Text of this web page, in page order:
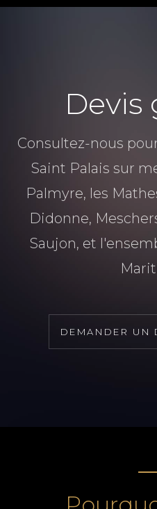
Devis
Consultez-nous
Saint Palais sur
Palmyre, les
Didonne,
Saujon, et
DEMANDER UN